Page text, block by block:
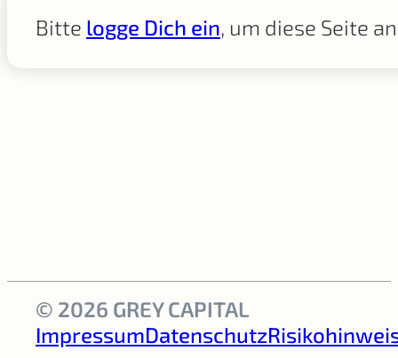
Bitte logge Dich ein, um diese Seite
© 2026 GREY CAPITAL
ImpressumDatenschutz